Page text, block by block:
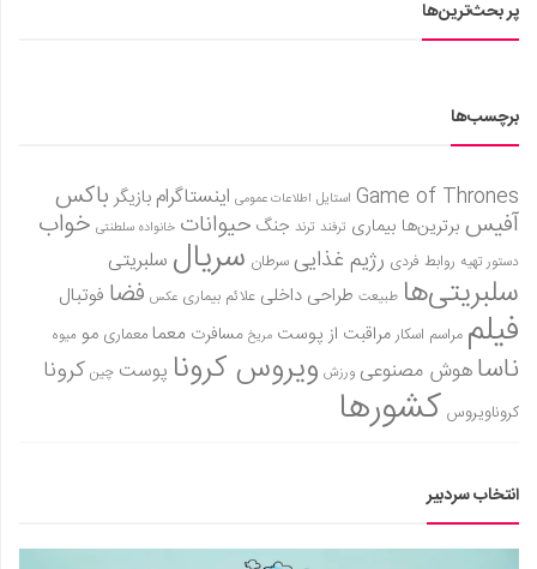
پر بحث‌ترین‌ها
برچسب‌ها
Game of Thrones استایل اطلاعات عمومی اینستاگرام بازیگر باکس
آفیس برترین‌ها بیماری ترفند ترند جنگ حیوانات خانواده سلطنتی خواب
دستور تهیه روابط فردی رژیم غذاییسرطان سریال سلبریتی
سلبریتی‌ها طبیعت طراحی داخلی علائم بیماری عکس فضا فوتبال
فیلم مراسم اسکارمراقبت از پوست مریخ مسافرت معمامعماری مو میوه
ناساهوش مصنوعی ورزش ویروس کرونا پوست چین کرونا
کروناویروس کشورها
انتخاب سردبیر